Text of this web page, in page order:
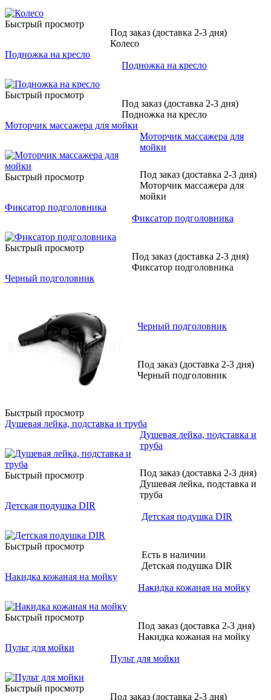
Быстрый просмотр
Под заказ (доставка 2-3 дня)
Колесо
Подножка на кресло
Быстрый просмотр
Подножка на кресло
Под заказ (доставка 2-3 дня)
Подножка на кресло
Моторчик массажера для мойки
Быстрый просмотр
Моторчик массажера для
мойки
Под заказ (доставка 2-3 дня)
Моторчик массажера для
мойки
Фиксатор подголовника
Быстрый просмотр
Фиксатор подголовника
Под заказ (доставка 2-3 дня)
Фиксатор подголовника
Черный подголовник
Быстрый просмотр
Черный подголовник
Под заказ (доставка 2-3 дня)
Черный подголовник
Душевая лейка, подставка и труба
Быстрый просмотр
Душевая лейка, подставка и
труба
Под заказ (доставка 2-3 дня)
Душевая лейка, подставка и
труба
Детская подушка DIR
Быстрый просмотр
Детская подушка DIR
Есть в наличии
Детская подушка DIR
Накидка кожаная на мойку
Быстрый просмотр
Накидка кожаная на мойку
Под заказ (доставка 2-3 дня)
Накидка кожаная на мойку
Пульт для мойки
Быстрый просмотр
Пульт для мойки
Под заказ (доставка 2-3 дня)